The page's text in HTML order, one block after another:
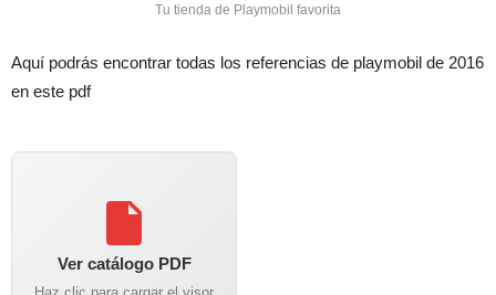
Tu tienda de Playmobil favorita
Aquí podrás encontrar todas los referencias de playmobil de 2016
en este pdf
Ver catálogo PDF